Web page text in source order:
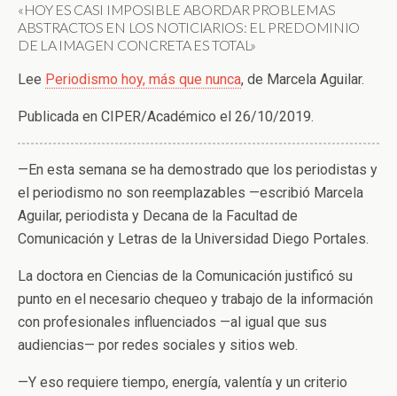
«HOY ES CASI IMPOSIBLE ABORDAR PROBLEMAS
ABSTRACTOS EN LOS NOTICIARIOS: EL PREDOMINIO
DE LA IMAGEN CONCRETA ES TOTAL»
Lee Periodismo hoy, más que nunca, de Marcela Aguilar.
Publicada en CIPER/Académico el 26/10/2019.
—En esta semana se ha demostrado que los periodistas y
el periodismo no son reemplazables —escribió Marcela
Aguilar, periodista y Decana de la Facultad de
Comunicación y Letras de la Universidad Diego Portales.
La doctora en Ciencias de la Comunicación justificó su
punto en el necesario chequeo y trabajo de la información
con profesionales influenciados —al igual que sus
audiencias— por redes sociales y sitios web.
—Y eso requiere tiempo, energía, valentía y un criterio